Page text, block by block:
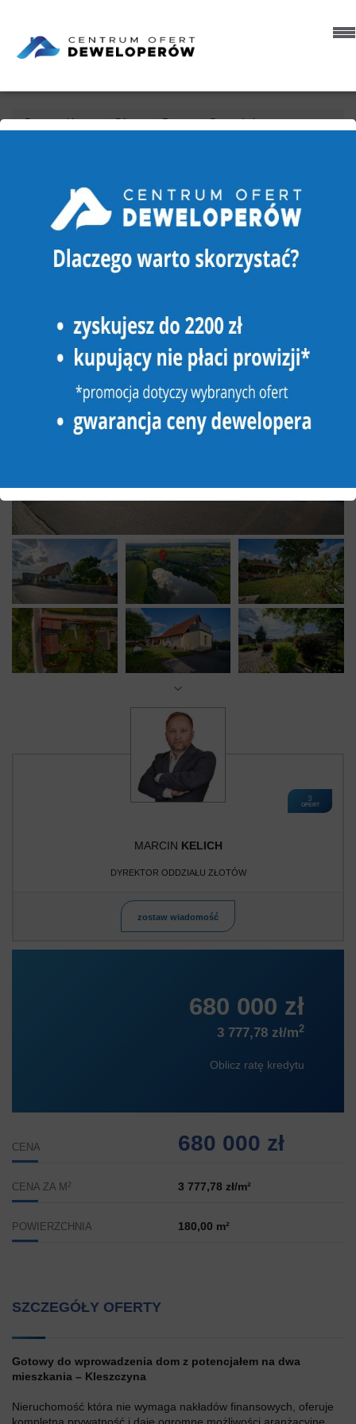
Strona główna Oferty Domy
Sprzedaż
ZŁOTÓW (GW), KLESZCZYNA
3
OFERT
MARCIN KELICH
DYREKTOR ODDZIAŁU ZŁOTÓW
zostaw wiadomość
680 000 zł
3 777,78 zł/m2
Oblicz ratę kredytu
CENA 680 000 zł
CENA ZA M 2 3 777,78 zł/m²
POWIERZCHNIA 180,00 m²
SZCZEGÓŁY OFERTY
Gotowy do wprowadzenia dom z potencjałem na dwa
mieszkania – Kleszczyna
Nieruchomość która nie wymaga nakładów finansowych, oferuje